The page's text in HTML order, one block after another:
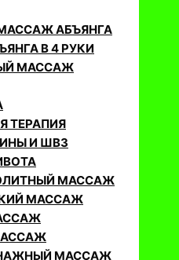
АБЪЯНГА
В 4 РУКИ
МАССАЖ
ТЕРАПИЯ
И ШВЗ
МАССАЖ
МАССАЖ
МАССАЖ